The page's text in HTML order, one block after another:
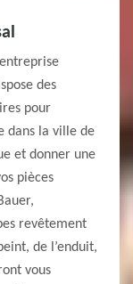
des
pour
dans la ville de
et donner une
pièces
revêtement
de l’enduit,
vous